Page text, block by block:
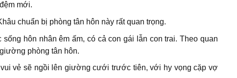
mới.
chuẩn bị phòng tân hôn này rất quan trọng.
hôn nhân êm ấm, có cả con gái lẫn con trai. Theo quan
phòng tân hôn.
vẻ sẽ ngồi lên giường cưới trước tiên, với hy vọng cặp vợ